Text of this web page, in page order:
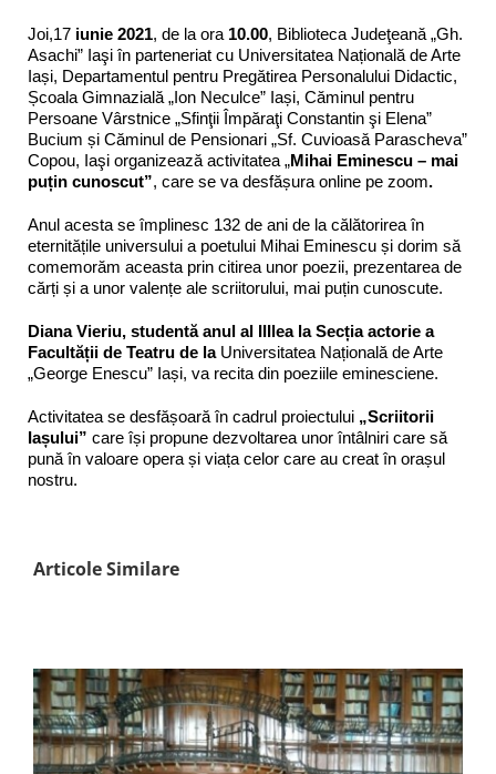
Joi,17 iunie 2021, de la ora 10.00, Biblioteca Judeţeană „Gh.
Asachi” Iaşi în parteneriat cu Universitatea Națională de Arte
Iași, Departamentul pentru Pregătirea Personalului Didactic,
Școala Gimnazială „Ion Neculce” Iași, Căminul pentru
Persoane Vârstnice „Sfinţii Împăraţi Constantin şi Elena”
Bucium și Căminul de Pensionari „Sf. Cuvioasă Parascheva”
Copou, Iaşi organizează activitatea „Mihai Eminescu – mai
puțin cunoscut”, care se va desfășura online pe zoom.
Anul acesta se împlinesc 132 de ani de la călătorirea în
eternitățile universului a poetului Mihai Eminescu și dorim să
comemorăm aceasta prin citirea unor poezii, prezentarea de
cărți și a unor valențe ale scriitorului, mai puțin cunoscute.
Diana Vieriu, studentă anul al IIIlea la Secția actorie a
Facultății de Teatru de la Universitatea Națională de Arte
„George Enescu” Iași, va recita din poeziile eminesciene.
Activitatea se desfășoară în cadrul proiectului „Scriitorii
Iașului” care își propune dezvoltarea unor întâlniri care să
pună în valoare opera și viața celor care au creat în orașul
nostru.
Articole Similare